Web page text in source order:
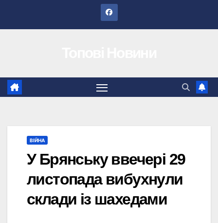
ВІЙНА
У Брянську ввечері 29
листопада вибухнули
склади із шахедами